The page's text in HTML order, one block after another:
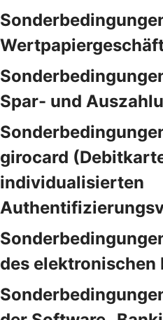
Spar- und
girocard
individualisierten
des elektronischen